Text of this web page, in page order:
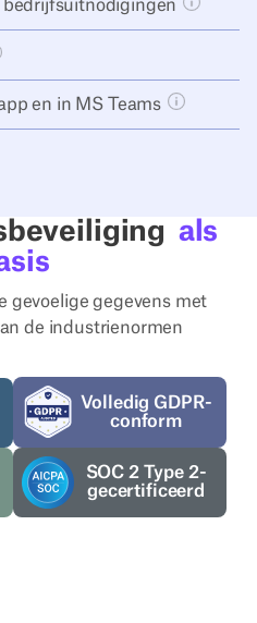
bedrijfsuitnodigingen Tooltip
knop openen
en in MS Teams Tooltip
als
gevoelige gegevens met
de industrienormen
Volledig GDPR-
conform
SOC 2 Type 2-
gecertificeerd